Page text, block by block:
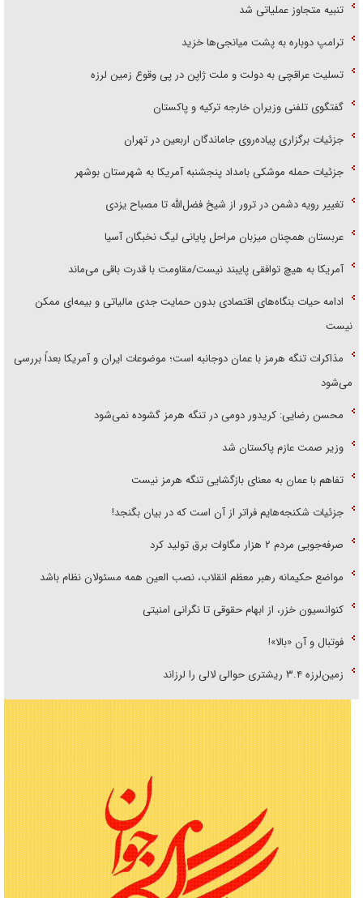
تنبیه متجاوز عملیاتی شد
ترامپ دوباره به پشت میانجی‌ها خزید
تسلیت عراقچی به دولت و ملت ژاپن در پی وقوع زمین لرزه
گفتگوی تلفنی وزیران خارجه ترکیه و پاکستان
جزئیات برگزاری پیاده‌روی جاماندگان اربعین در تهران
جزئیات حمله موشکی بامداد پنجشنبه آمریکا به شهرستان بوشهر
تغییر رویه دشمن در ترور از شیخ فضل‌الله تا مصباح یزدی
عربستان همچنان میزبان مراحل پایانی لیگ نخبگان آسیا
آمریکا به هیچ توافقی پایبند نیست/مقاومت با قدرت باقی می‌ماند
ادامه حیات بنگاه‌های اقتصادی بدون حمایت جدی مالیاتی و بیمه‌ای ممکن
نیست
مذاکرات تنگه هرمز با عمان دوجانبه است؛ موضوعات ایران و آمریکا بعداً بررسی
می‌شود
محسن رضایی: کریدور دومی در تنگه هرمز گشوده نمی‌شود
وزیر صمت عازم پاکستان شد
تفاهم با عمان به معنای بازگشایی تنگه هرمز نیست
جزئیات شکنجه‌هایم فراتر از آن است که در بیان بگنجد!
صرفه‌جویی مردم ۲ هزار مگاوات برق تولید کرد
مواضع حکیمانه رهبر معظم انقلاب، نصب العین همه مسئولان نظام باشد
کنوانسیون خزر، از ابهام حقوقی تا نگرانی امنیتی
فوتبال و آن «بالا»!
زمین‌لرزه ۳.۴ ریشتری حوالی لالی را لرزاند